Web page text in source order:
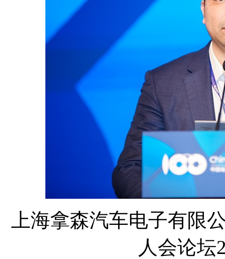
上海拿森汽车电子有限
人会论坛